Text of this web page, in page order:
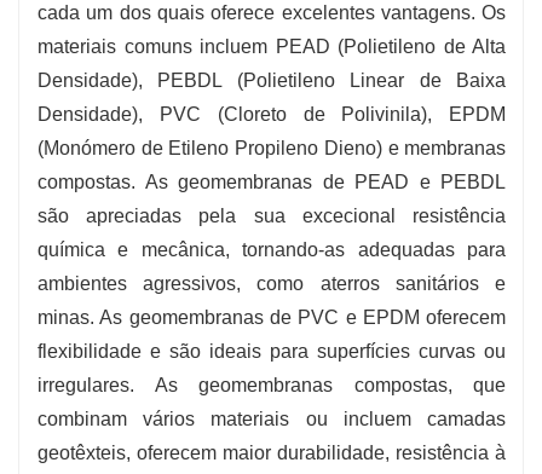
cada um dos quais oferece excelentes vantagens. Os
materiais comuns incluem PEAD (Polietileno de Alta
Densidade), PEBDL (Polietileno Linear de Baixa
Densidade), PVC (Cloreto de Polivinila), EPDM
(Monómero de Etileno Propileno Dieno) e membranas
compostas. As geomembranas de PEAD e PEBDL
são apreciadas pela sua excecional resistência
química e mecânica, tornando-as adequadas para
ambientes agressivos, como aterros sanitários e
minas. As geomembranas de PVC e EPDM oferecem
flexibilidade e são ideais para superfícies curvas ou
irregulares. As geomembranas compostas, que
combinam vários materiais ou incluem camadas
geotêxteis, oferecem maior durabilidade, resistência à